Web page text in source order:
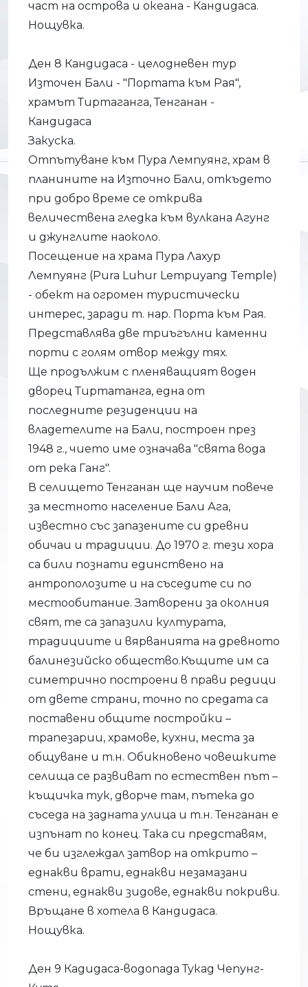
част на острова и океана - Кандидаса.
Нощувка.
Ден 8 Кандидаса - целодневен тур
Източен Бали - "Портата към Рая",
храмът Тиртаганга, Тенганан -
Кандидаса
Закуска.
Отпътуване към Пура Лемпуянг, храм в
планините на Източно Бали, откъдето
при добро време се открива
величествена гледка към вулкана Агунг
и джунглите наоколо.
Посещение на храма Пура Лахур
Лeмпуянг (Pura Luhur Lempuyang Temple)
- обект на огромен туристически
интерес, заради т. нар. Порта към Рая.
Представлява две триъгълни каменни
порти с голям отвор между тях.
Ще продължим с пленяващият воден
дворец Тиртатанга, една от
последните резиденции на
владетелите на Бали, построен през
1948 г., чието име означава "свята вода
от река Ганг".
В селището Тенганан ще научим повече
за местното население Бали Ага,
известно със запазените си древни
обичаи и традиции. До 1970 г. тези хора
са били познати единствено на
антрополозите и на съседите си по
местообитание. Затворени за околния
свят, те са запазили културата,
традициите и вярванията на древното
балинезийско общество.Къщите им са
симетрично построени в прави редици
от двете страни, точно по средата са
поставени общите постройки –
трапезарии, храмове, кухни, места за
общуване и т.н. Обикновено човешките
селища се развиват по естествен път –
къщичка тук, дворче там, пътека до
съседа на задната улица и т.н. Тенганан е
изпънат по конец. Така си представям,
че би изглеждал затвор на открито –
еднакви врати, еднакви незамазани
стени, еднакви зидове, еднакви покриви.
Връщане в хотела в Кандидаса.
Нощувка.
Ден 9 Кадидаса-водопада Тукад Чепунг-